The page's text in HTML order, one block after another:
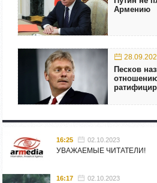
Армению
Песков
16:25 02.10.2023
УВАЖАЕМЫЕ ЧИТАТЕЛИ!
16:17 02.10.2023